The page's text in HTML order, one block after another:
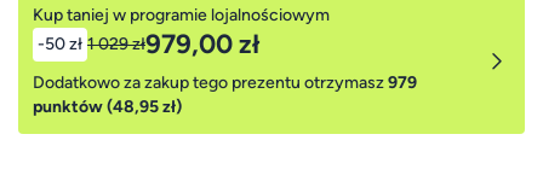
Kup taniej w programie lojalnościowym
-50 zł 1 029 zł979,00 zł
Dodatkowo za zakup tego prezentu otrzymasz979
punktów (48,95 zł)